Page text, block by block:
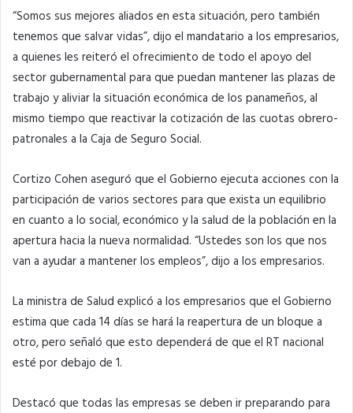
“Somos sus mejores aliados en esta situación, pero también
tenemos que salvar vidas”, dijo el mandatario a los empresarios,
a quienes les reiteró el ofrecimiento de todo el apoyo del
sector gubernamental para que puedan mantener las plazas de
trabajo y aliviar la situación económica de los panameños, al
mismo tiempo que reactivar la cotización de las cuotas obrero-
patronales a la Caja de Seguro Social.
Cortizo Cohen aseguró que el Gobierno ejecuta acciones con la
participación de varios sectores para que exista un equilibrio
en cuanto a lo social, económico y la salud de la población en la
apertura hacia la nueva normalidad. “Ustedes son los que nos
van a ayudar a mantener los empleos”, dijo a los empresarios.
La ministra de Salud explicó a los empresarios que el Gobierno
estima que cada 14 días se hará la reapertura de un bloque a
otro, pero señaló que esto dependerá de que el RT nacional
esté por debajo de 1.
Destacó que todas las empresas se deben ir preparando para